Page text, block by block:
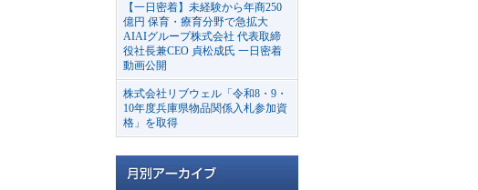
【一日密着】未経験から年商250
億円 保育・療育分野で急拡大
AIAIグループ株式会社 代表取締
役社長兼CEO 貞松成氏 一日密着
動画公開
株式会社リブウェル「令和8・9・
10年度兵庫県物品関係入札参加資
格」を取得